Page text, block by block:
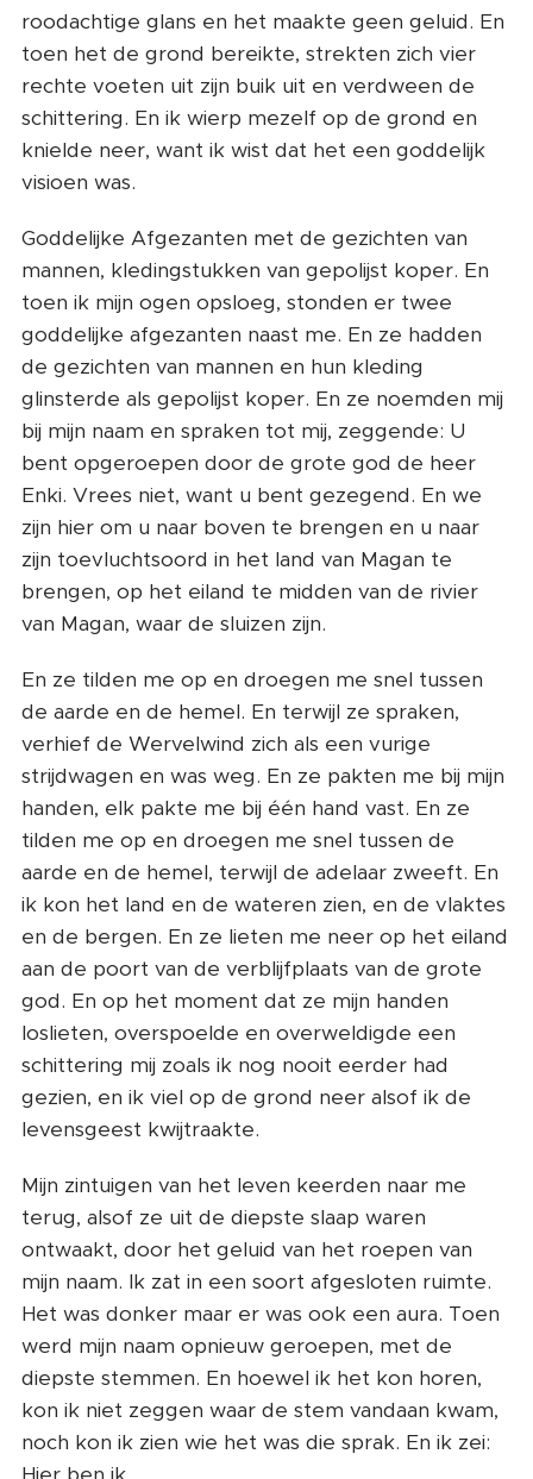
roodachtige glans en het maakte geen geluid. En
toen het de grond bereikte, strekten zich vier
rechte voeten uit zijn buik uit en verdween de
schittering. En ik wierp mezelf op de grond en
knielde neer, want ik wist dat het een goddelijk
visioen was.
Goddelijke Afgezanten met de gezichten van
mannen, kledingstukken van gepolijst koper. En
toen ik mijn ogen opsloeg, stonden er twee
goddelijke afgezanten naast me. En ze hadden
de gezichten van mannen en hun kleding
glinsterde als gepolijst koper. En ze noemden mij
bij mijn naam en spraken tot mij, zeggende: U
bent opgeroepen door de grote god de heer
Enki. Vrees niet, want u bent gezegend. En we
zijn hier om u naar boven te brengen en u naar
zijn toevluchtsoord in het land van Magan te
brengen, op het eiland te midden van de rivier
van Magan, waar de sluizen zijn.
En ze tilden me op en droegen me snel tussen
de aarde en de hemel. En terwijl ze spraken,
verhief de Wervelwind zich als een vurige
strijdwagen en was weg. En ze pakten me bij mijn
handen, elk pakte me bij één hand vast. En ze
tilden me op en droegen me snel tussen de
aarde en de hemel, terwijl de adelaar zweeft. En
ik kon het land en de wateren zien, en de vlaktes
en de bergen. En ze lieten me neer op het eiland
aan de poort van de verblijfplaats van de grote
god. En op het moment dat ze mijn handen
loslieten, overspoelde en overweldigde een
schittering mij zoals ik nog nooit eerder had
gezien, en ik viel op de grond neer alsof ik de
levensgeest kwijtraakte.
Mijn zintuigen van het leven keerden naar me
terug, alsof ze uit de diepste slaap waren
ontwaakt, door het geluid van het roepen van
mijn naam. Ik zat in een soort afgesloten ruimte.
Het was donker maar er was ook een aura. Toen
werd mijn naam opnieuw geroepen, met de
diepste stemmen. En hoewel ik het kon horen,
kon ik niet zeggen waar de stem vandaan kwam,
noch kon ik zien wie het was die sprak. En ik zei: